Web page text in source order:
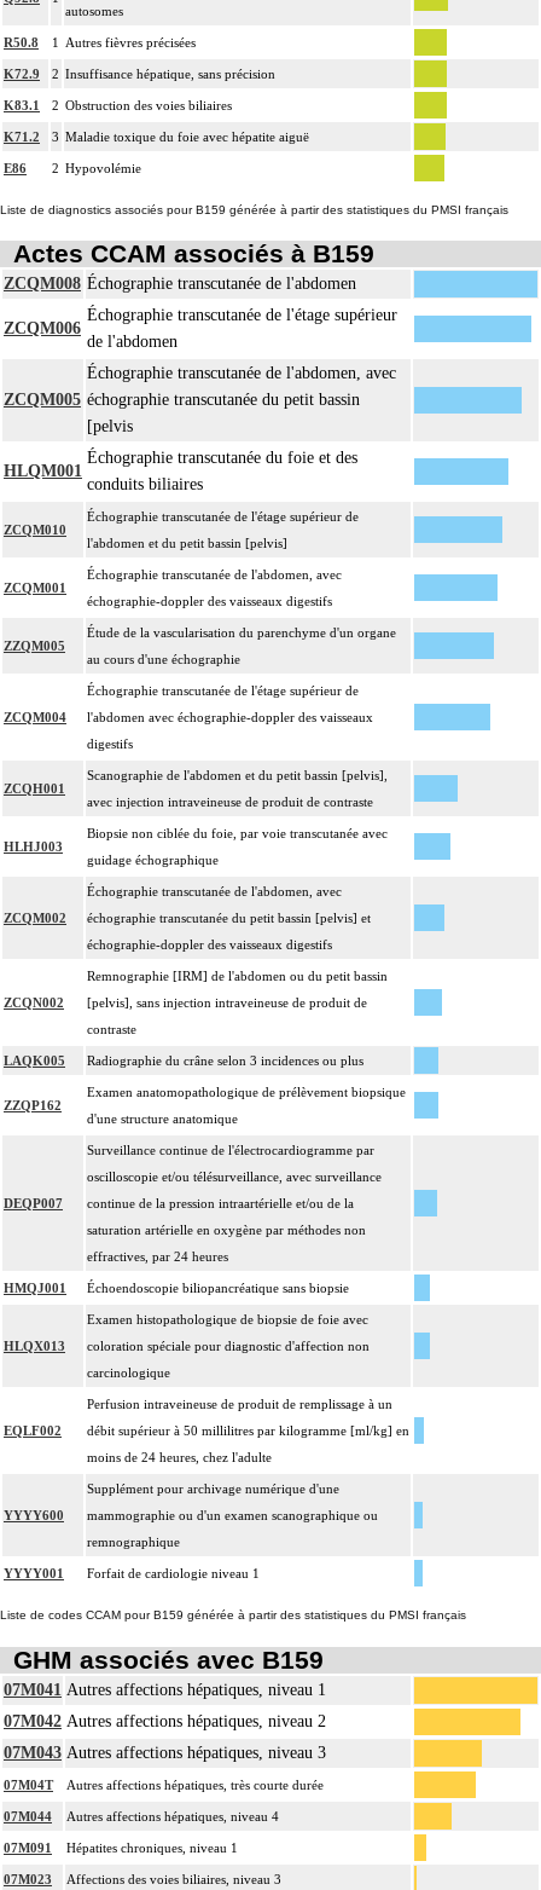
autosomes
R50.8 1 Autres fièvres précisées
K72.9 2 Insuffisance hépatique, sans précision
K83.1 2 Obstruction des voies biliaires
K71.2 3 Maladie toxique du foie avec hépatite aiguë
E86 2 Hypovolémie
Liste de diagnostics associés pour B159 générée à partir des statistiques du PMSI français
Actes CCAM associés à B159
ZCQM008 Échographie transcutanée de l'abdomen
ZCQM006
Échographie transcutanée de l'étage supérieur
de l'abdomen
ZCQM005
Échographie transcutanée de l'abdomen, avec
échographie transcutanée du petit bassin
[pelvis
HLQM001
Échographie transcutanée du foie et des
conduits biliaires
ZCQM010
Échographie transcutanée de l'étage supérieur de
l'abdomen et du petit bassin [pelvis]
ZCQM001
Échographie transcutanée de l'abdomen, avec
échographie-doppler des vaisseaux digestifs
ZZQM005
Étude de la vascularisation du parenchyme d'un organe
au cours d'une échographie
ZCQM004
Échographie transcutanée de l'étage supérieur de
l'abdomen avec échographie-doppler des vaisseaux
digestifs
ZCQH001
Scanographie de l'abdomen et du petit bassin [pelvis],
avec injection intraveineuse de produit de contraste
HLHJ003
Biopsie non ciblée du foie, par voie transcutanée avec
guidage échographique
ZCQM002
Échographie transcutanée de l'abdomen, avec
échographie transcutanée du petit bassin [pelvis] et
échographie-doppler des vaisseaux digestifs
ZCQN002
Remnographie [IRM] de l'abdomen ou du petit bassin
[pelvis], sans injection intraveineuse de produit de
contraste
LAQK005 Radiographie du crâne selon 3 incidences ou plus
ZZQP162
Examen anatomopathologique de prélèvement biopsique
d'une structure anatomique
DEQP007
Surveillance continue de l'électrocardiogramme par
oscilloscopie et/ou télésurveillance, avec surveillance
continue de la pression intraartérielle et/ou de la
saturation artérielle en oxygène par méthodes non
effractives, par 24 heures
HMQJ001 Échoendoscopie biliopancréatique sans biopsie
HLQX013
Examen histopathologique de biopsie de foie avec
coloration spéciale pour diagnostic d'affection non
carcinologique
EQLF002
Perfusion intraveineuse de produit de remplissage à un
débit supérieur à 50 millilitres par kilogramme [ml/kg] en
moins de 24 heures, chez l'adulte
YYYY600
Supplément pour archivage numérique d'une
mammographie ou d'un examen scanographique ou
remnographique
YYYY001 Forfait de cardiologie niveau 1
Liste de codes CCAM pour B159 générée à partir des statistiques du PMSI français
GHM associés avec B159
07M041 Autres affections hépatiques, niveau 1
07M042 Autres affections hépatiques, niveau 2
07M043 Autres affections hépatiques, niveau 3
07M04T Autres affections hépatiques, très courte durée
07M044 Autres affections hépatiques, niveau 4
07M091 Hépatites chroniques, niveau 1
07M023 Affections des voies biliaires, niveau 3